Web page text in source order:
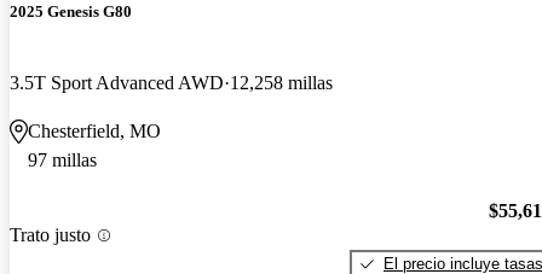
2025 Genesis G80
3.5T Sport Advanced AWD 12,258 millas
Chesterfield, MO
97 millas
Trato justo
El precio incluye tasas